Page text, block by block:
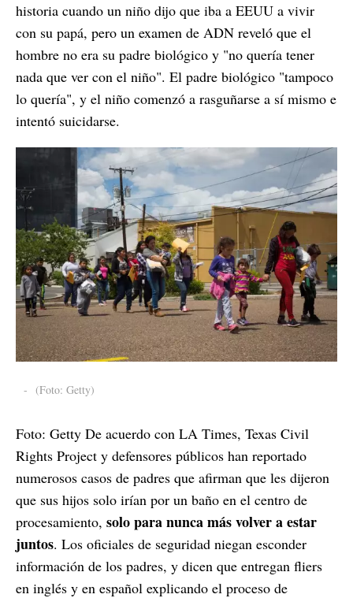
historia cuando un niño dijo que iba a EEUU a vivir
con su papá, pero un examen de ADN reveló que el
hombre no era su padre biológico y "no quería tener
nada que ver con el niño". El padre biológico "tampoco
lo quería", y el niño comenzó a rasguñarse a sí mismo e
intentó suicidarse.
- (Foto: Getty)
Foto: Getty De acuerdo con LA Times, Texas Civil
Rights Project y defensores públicos han reportado
numerosos casos de padres que afirman que les dijeron
que sus hijos solo irían por un baño en el centro de
procesamiento, solo para nunca más volver a estar
juntos. Los oficiales de seguridad niegan esconder
información de los padres, y dicen que entregan fliers
en inglés y en español explicando el proceso de